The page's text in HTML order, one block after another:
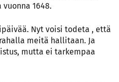
1648.
Nyt voisi todeta , että
meitä hallitaan. Ja
mutta ei tarkempaa